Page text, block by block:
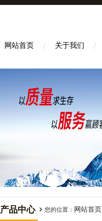
网站首页 关于我们
产品中心 您的位置： 网站首页